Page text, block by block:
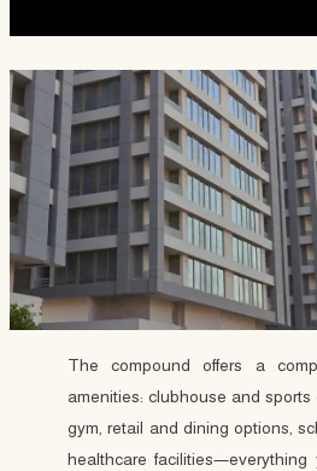
The compound offers a
amenities: clubhouse and sports
gym, retail and dining options,
healthcare